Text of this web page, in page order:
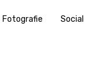
Fotografie Social